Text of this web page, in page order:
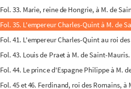
Fol. 33. Marie, reine de Hongrie, à M. de
Fol. 35. L'empereur Charles-Quint à M. de
Fol. 41. L'empereur Charles-Quint au roi
Fol. 43. Louis de Praet à M. de Saint-
Fol. 44. Le prince d'Espagne Philippe à M.
Fol. 45 et 46. Ferdinand, roi des Romains,